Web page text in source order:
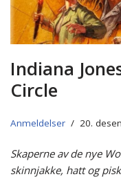
Indiana
Circle
Anmeldelser 20.
Skaperne av de nye
skinnjakke, hatt og